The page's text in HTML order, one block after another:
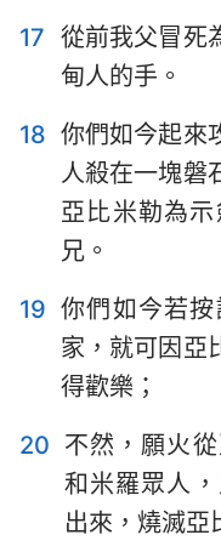
17 從前我父冒死
甸人的手。
18 你們如今起來
人殺在一塊磐
亞比米勒為
兄。
19 你們如今若
家，就可因亞
得歡樂；
20 不然，願火
和米羅眾人
出來，燒滅亞